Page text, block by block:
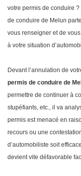
votre permis de conduire
de conduire de Melun
vous renseigner et de
à votre situation
Devant l’annulation de
permis de conduire de
permettre de continuer à
stupéfiants, etc., il va
permis est menacé en
recours ou une
d’automobiliste soit
devient vite défavorable